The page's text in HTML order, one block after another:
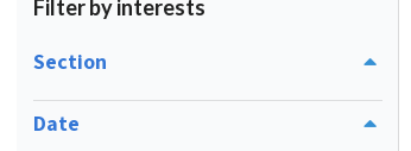
Filter by interests
Section
Date